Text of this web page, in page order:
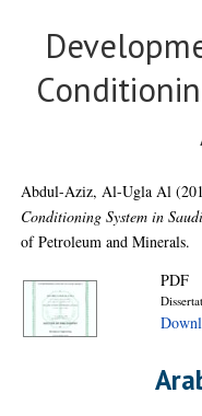
Abdul-Aziz, Al-Ugla Al
Conditioning System in
of Petroleum and Minerals.
PDF